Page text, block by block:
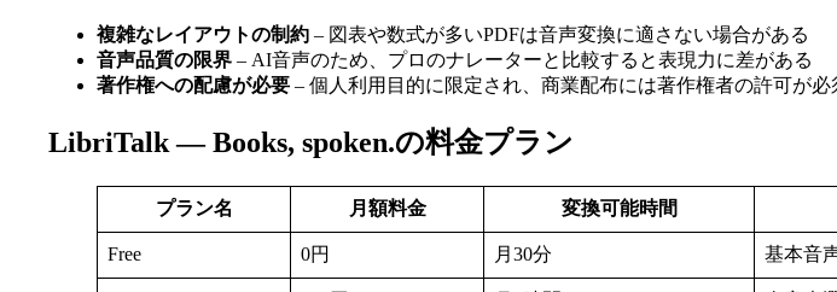
複雑なレイアウトの制約 – 図表や数式が多いPDFは音声変換に適さない場合がある
音声品質の限界 – AI音声のため、プロのナレーターと比較すると表現力に差がある
著作権への配慮が必要 – 個人利用目的に限定され、商業配布には著作権者の許可が必
LibriTalk — Books, spoken.の料金プラン
プラン名 月額料金 変換可能時間
Free 0円 月30分 基本音